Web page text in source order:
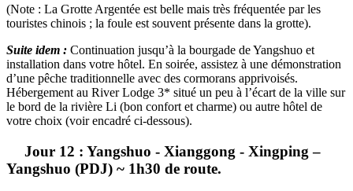
(Note : La Grotte Argentée est belle mais très fréquentée par les
touristes chinois ; la foule est souvent présente dans la grotte).
Suite idem : Continuation jusqu’à la bourgade de Yangshuo et
installation dans votre hôtel. En soirée, assistez à une démonstration
d’une pêche traditionnelle avec des cormorans apprivoisés.
Hébergement au River Lodge 3* situé un peu à l’écart de la ville sur
le bord de la rivière Li (bon confort et charme) ou autre hôtel de
votre choix (voir encadré ci-dessous).
Jour 12 : Yangshuo - Xianggong - Xingping –
Yangshuo (PDJ) ~ 1h30 de route.